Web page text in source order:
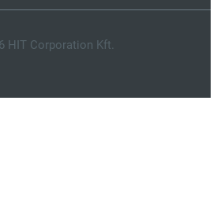
HIT Corporation Kft.